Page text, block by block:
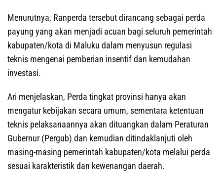
Menurutnya, Ranperda tersebut dirancang sebagai perda
payung yang akan menjadi acuan bagi seluruh pemerintah
kabupaten/kota di Maluku dalam menyusun regulasi
teknis mengenai pemberian insentif dan kemudahan
investasi.
Ari menjelaskan, Perda tingkat provinsi hanya akan
mengatur kebijakan secara umum, sementara ketentuan
teknis pelaksanaannya akan dituangkan dalam Peraturan
Gubernur (Pergub) dan kemudian ditindaklanjuti oleh
masing-masing pemerintah kabupaten/kota melalui perda
sesuai karakteristik dan kewenangan daerah.